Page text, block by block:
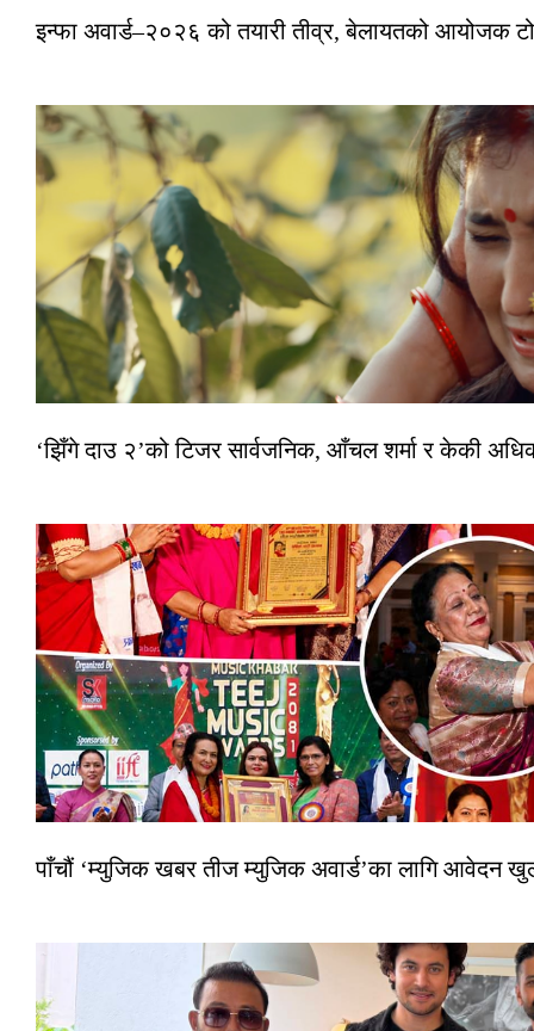
इन्फा अवार्ड–२०२६ को तयारी तीव्र, बेलायतको आयोजक
‘झिँगे दाउ २’को टिजर सार्वजनिक, आँचल शर्मा र केकी
पाँचौं ‘म्युजिक खबर तीज म्युजिक अवार्ड’का लागि आवेदन